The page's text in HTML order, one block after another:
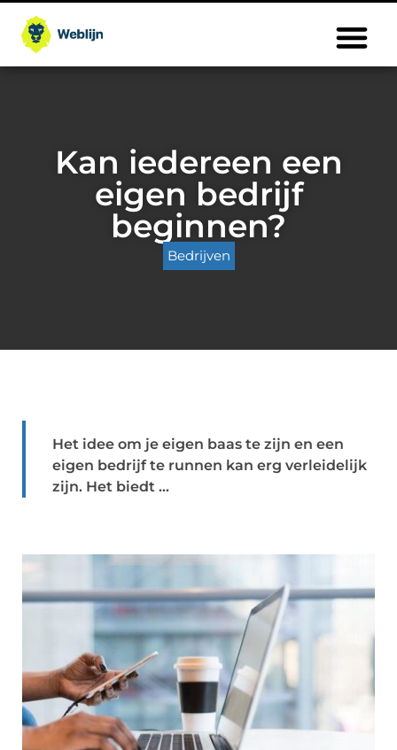
Kan iedereen een
eigen bedrijf
beginnen?
Bedrijven
Het idee om je eigen baas te zijn en een
eigen bedrijf te runnen kan erg verleidelijk
zijn. Het biedt ...